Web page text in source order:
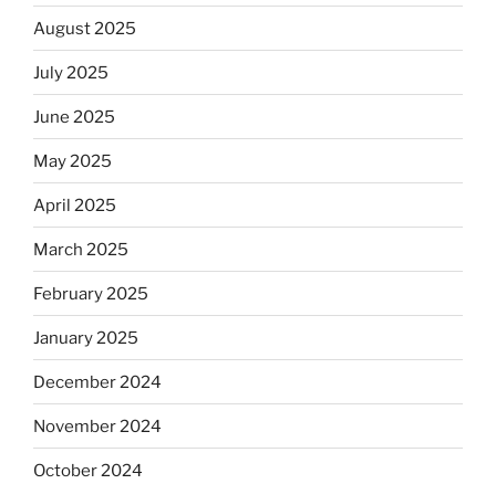
August 2025
July 2025
June 2025
May 2025
April 2025
March 2025
February 2025
January 2025
December 2024
November 2024
October 2024